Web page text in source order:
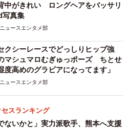
中がきれい ロングヘアをバッサリ
写真集
ュースエンタメ部
クシーレースでどっしりヒップ強
シュマロむぎゅっポーズ ちとせ
度高めのグラビアになってます」
ュースエンタメ部
セスランキング
ないかと」実力派歌手、熊本へ支援